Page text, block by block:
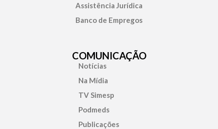
Assistência Jurídica
Banco de Empregos
COMUNICAÇÃO
Notícias
Na Mídia
TV Simesp
Podmeds
Publicações